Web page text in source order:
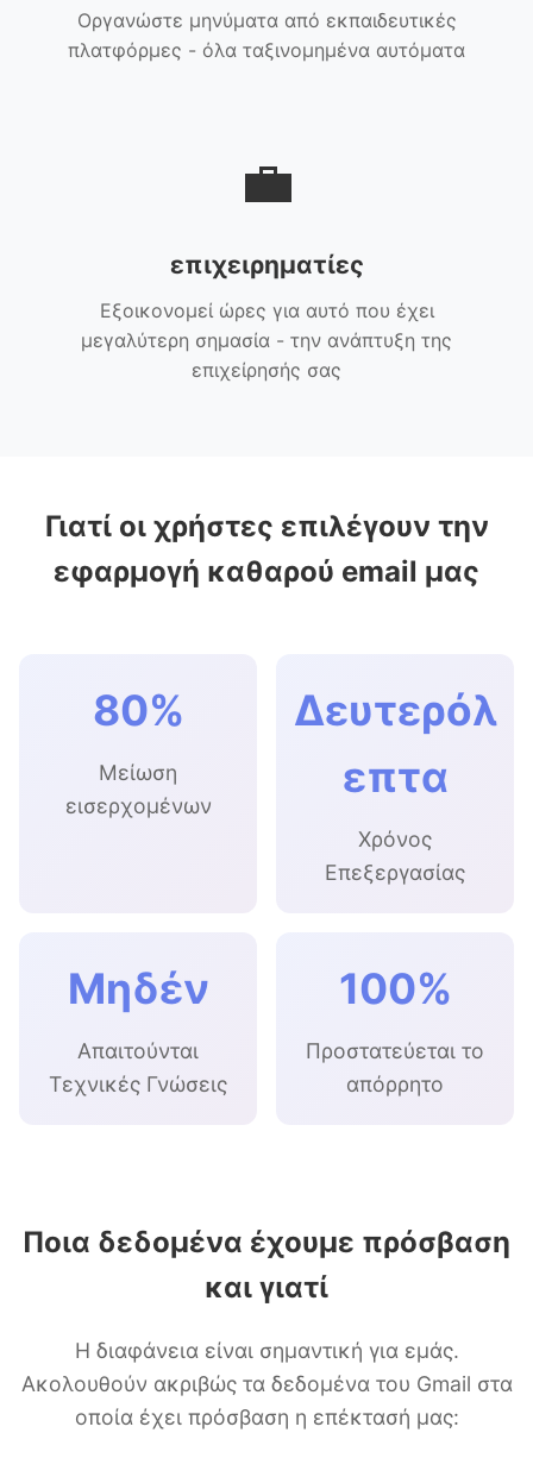
Οργανώστε μηνύματα από εκπαιδευτικές
πλατφόρμες - όλα ταξινομημένα αυτόματα
💼
επιχειρηματίες
Εξοικονομεί ώρες για αυτό που έχει
μεγαλύτερη σημασία - την ανάπτυξη της
επιχείρησής σας
Γιατί οι χρήστες επιλέγουν την
εφαρμογή καθαρού email μας
80%
Μείωση
εισερχομένων
Δευτερόλ
επτα
Χρόνος
Επεξεργασίας
Μηδέν
Απαιτούνται
Τεχνικές Γνώσεις
100%
Προστατεύεται το
απόρρητο
Ποια δεδομένα έχουμε πρόσβαση
και γιατί
Η διαφάνεια είναι σημαντική για εμάς.
Ακολουθούν ακριβώς τα δεδομένα του Gmail στα
οποία έχει πρόσβαση η επέκτασή μας: